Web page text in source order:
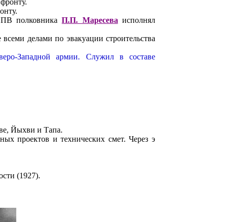
полковникаП.П. Маресева исполнял
делами по эвакуации строительства
Западной армии. Служил в составе
Йыхви и Тапа.
проектов и технических смет. Через э
(1927).